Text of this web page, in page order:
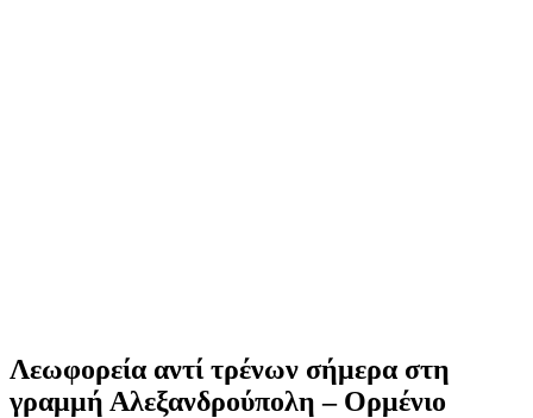
Λεωφορεία αντί τρένων σήμερα στη
γραμμή Αλεξανδρούπολη – Ορμένιο